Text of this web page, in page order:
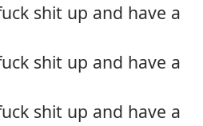
shit up and have a
shit up and have a
shit up and have a